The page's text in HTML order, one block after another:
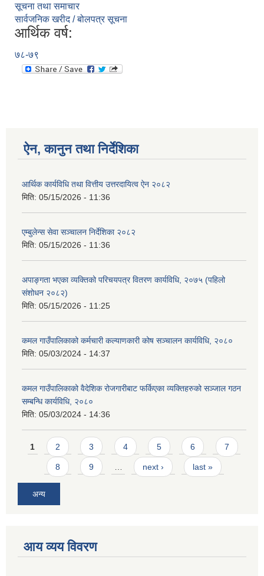
सूचना तथा समाचार
सार्वजनिक खरीद / बोलपत्र सूचना
आर्थिक वर्ष:
७८-७९
ऐन, कानुन तथा निर्देशिका
आर्थिक कार्यविधि तथा वित्तीय उत्तरदायित्व ऐन २०८२
मिति: 05/15/2026 - 11:36
एम्बुलेन्स सेवा सञ्चालन निर्देशिका २०८२
मिति: 05/15/2026 - 11:36
अपाङ्गता भएका व्यक्तिको परिचयपत्र वितरण कार्यविधि, २०७५ (पहिलो
संशोधन २०८२)
मिति: 05/15/2026 - 11:25
कमल गाउँपालिकाको कर्मचारी कल्याणकारी कोष सञ्चालन कार्यविधि, २०८०
मिति: 05/03/2024 - 14:37
कमल गाउँपालिकाको वैदेशिक रोजगारीबाट फर्किएका व्यक्तिहरुको सञ्जाल गठन
सम्बन्धि कार्यविधि, २०८०
मिति: 05/03/2024 - 14:36
Pages
1 2 3 4 5 6 7
8 9 next › last »
अन्य
आय व्यय विवरण